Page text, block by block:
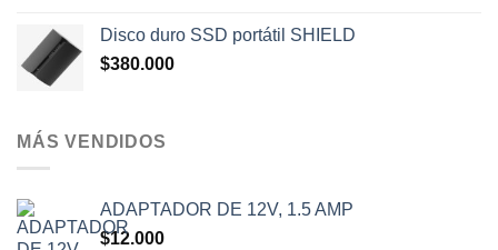
Disco duro SSD portátil SHIELD
$380.000
MÁS VENDIDOS
ADAPTADOR DE 12V, 1.5 AMP
$12.000